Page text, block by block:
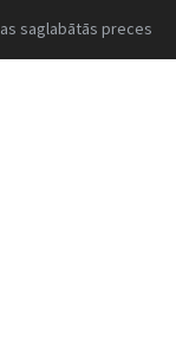
saglabātās preces